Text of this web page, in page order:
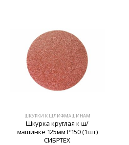
ШКУРКИ К ШЛИФМАШИНАМ
Шкурка круглая к ш/
машинке 125мм Р150 (1шт)
СИБРТЕХ